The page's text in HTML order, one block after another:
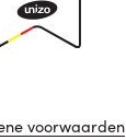
voorwaarden